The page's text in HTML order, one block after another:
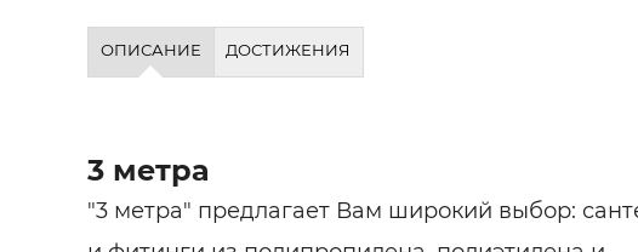
ОПИСАНИЕ ДОСТИЖЕНИЯ
3 метра
"3 метра" предлагает Вам широкий выбор: